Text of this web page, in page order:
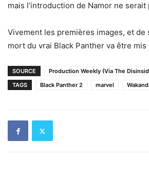
mais l’introduction de Namor ne serait
Vivement les premières images, et de
mort du vrai Black Panther va être mis
SOURCE
Production Weekly (Via The
TAGS
Black Panther 2 marvel